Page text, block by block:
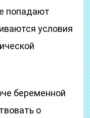
попадают
условия
беременной
о